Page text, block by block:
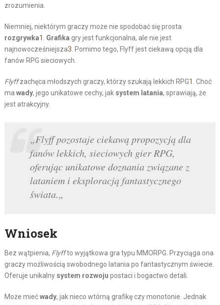
zrozumienia.
Niemniej, niektórym graczy może nie spodobać się prosta
rozgrywka1 Grafika gry jest funkcjonalna, ale nie jest
najnowocześniejsza3 . Pomimo tego, Flyff jest ciekawą opcją dla
fanów RPG sieciowych.
Flyffzachęca młodszych graczy, którzy szukają lekkich RPG1 . Choć
ma wady, jego unikatowe cechy, jak system latania, sprawiają, że
jest atrakcyjny.
„Flyff pozostaje ciekawą propozycją dla
fanów lekkich, sieciowych gier RPG,
oferując unikatowe doznania związane z
lataniem i eksploracją fantastycznego
świata.„
Wniosek
Bez wątpienia, Flyffto wyjątkowa gra typu MMORPG. Przyciąga ona
graczy możliwością swobodnego latania po fantastycznym świecie.
Oferuje unikalny system rozwoju postaci i bogactwo detali.
Może miećwady, jak nieco wtórną grafikę czy monotonie. Jednak